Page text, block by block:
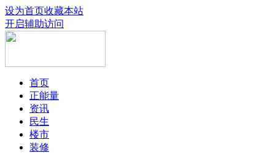
设为首页收藏本站
开启辅助访问
首页
正能量
资讯
民生
楼市
装修